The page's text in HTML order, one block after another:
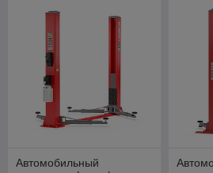
Автомобильный